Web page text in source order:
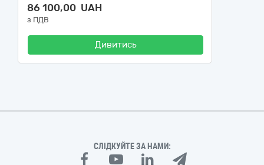
86 100,00 UAH
з ПДВ
Дивитись
СЛІДКУЙТЕ ЗА НАМИ: